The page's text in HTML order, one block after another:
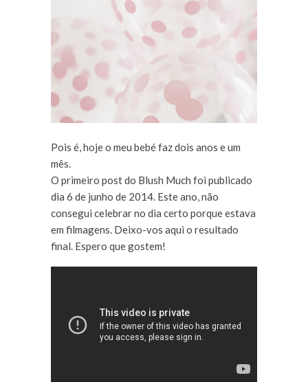
Pois é, hoje o meu bebé faz dois anos e um
mês.
O primeiro post do Blush Much foi publicado
dia 6 de junho de 2014. Este ano, não
consegui celebrar no dia certo porque estava
em filmagens. Deixo-vos aqui o resultado
final. Espero que gostem!